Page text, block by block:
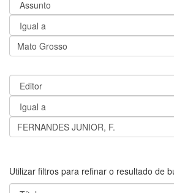
Utilizar filtros para refinar o resultado de